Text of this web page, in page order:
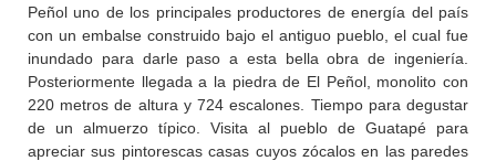
Peñol uno de los principales productores de energía del país
con un embalse construido bajo el antiguo pueblo, el cual fue
inundado para darle paso a esta bella obra de ingeniería.
Posteriormente llegada a la piedra de El Peñol, monolito con
220 metros de altura y 724 escalones. Tiempo para degustar
de un almuerzo típico. Visita al pueblo de Guatapé para
apreciar sus pintorescas casas cuyos zócalos en las paredes